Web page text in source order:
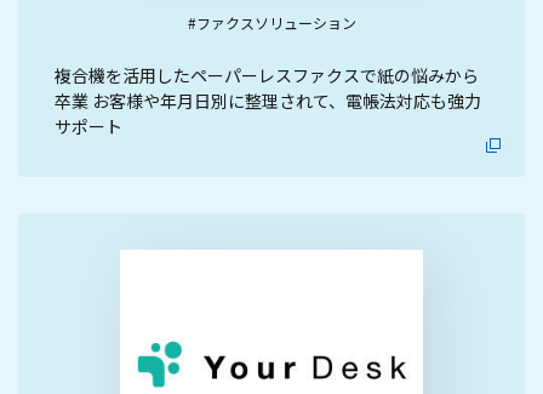
#ファクスソリューション
複合機を活用したペーパーレスファクスで紙の悩みから
卒業 お客様や年月日別に整理されて、電帳法対応も強力
サポート